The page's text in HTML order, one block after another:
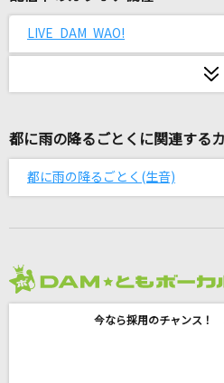
僕達は天使だった
You!Joy!Parade!
オレンジ
変態紳士クラブ
友よ～この先もずっと・・
ケツメイシ
LIVE DAM WAO!
都に雨の降るごとくに関連する
都に雨の降るごとく(生音)
今なら採用のチャンス！